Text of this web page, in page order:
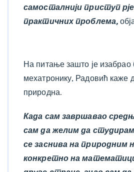
самосталнији приступ
практичних проблема,
На питање зашто је
мехатронику, Радовић каже
природна.
Када сам завршавао
сам да желим да
се заснива на природним
конкретно на